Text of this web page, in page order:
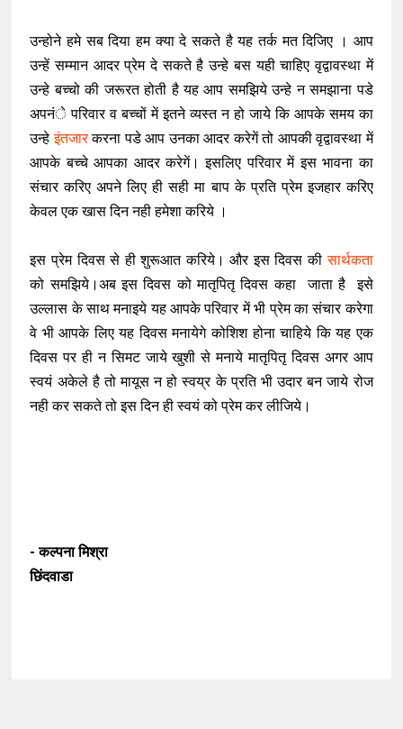
उन्होने हमे सब दिया हम क्या दे सकते है यह तर्क मत दिजिए । आप
उन्हें सम्मान आदर प्रेम दे सकते है उन्हे बस यही चाहिए वृद्वावस्था में
उन्हे बच्चो की जरूरत होती है यह आप समझिये उन्हे न समझाना पडे
अपनंे परिवार व बच्चों में इतने व्यस्त न हो जाये कि आपके समय का
उन्हेइंतजारकरना पडे आप उनका आदर करेगें तो आपकी वृद्वावस्था में
आपके बच्चे आपका आदर करेगें। इसलिए परिवार में इस भावना का
संचार करिए अपने लिए ही सही मा बाप के प्रति प्रेम इजहार करिए
केवल एक खास दिन नही हमेशा करिये ।
इस प्रेम दिवस से ही शुरूआत करिये। और इस दिवस कीसार्थकता
को समझिये।अब इस दिवस को मातृपितृ दिवस कहा जाता है इसे
उल्लास के साथ मनाइये यह आपके परिवार में भी प्रेम का संचार करेगा
वे भी आपके लिए यह दिवस मनायेगे कोशिश होना चाहिये कि यह एक
दिवस पर ही न सिमट जाये खुशी से मनाये मातृपितृ दिवस अगर आप
स्वयं अकेले है तो मायूस न हो स्वय्र के प्रति भी उदार बन जाये रोज
नही कर सकते तो इस दिन ही स्वयं को प्रेम कर लीजिये।
- कल्पना मिश्रा
छिंदवाडा